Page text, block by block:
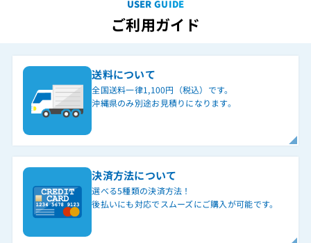
USER GUIDE
ご利用ガイド
送料について
全国送料一律1,100円（税込）です。
沖縄県のみ別途お見積りになります。
決済方法について
選べる5種類の決済方法！
後払いにも対応でスムーズにご購入が可能です。